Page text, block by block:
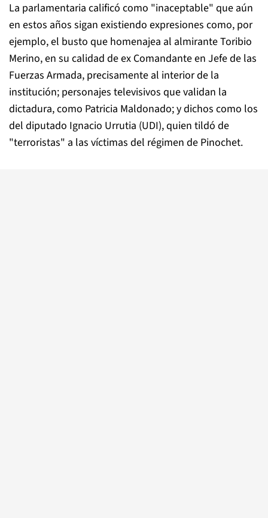
La parlamentaria calificó como "inaceptable" que aún
en estos años sigan existiendo expresiones como, por
ejemplo, el busto que homenajea al almirante Toribio
Merino, en su calidad de ex Comandante en Jefe de las
Fuerzas Armada, precisamente al interior de la
institución; personajes televisivos que validan la
dictadura, como Patricia Maldonado; y dichos como los
del diputado Ignacio Urrutia (UDI), quien tildó de
"terroristas" a las víctimas del régimen de Pinochet.